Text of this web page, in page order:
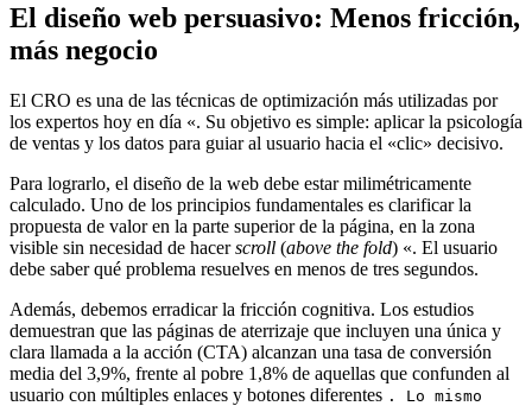
El diseño web persuasivo: Menos fricción,
más negocio
El CRO es una de las técnicas de optimización más utilizadas por
los expertos hoy en día «. Su objetivo es simple: aplicar la psicología
de ventas y los datos para guiar al usuario hacia el «clic» decisivo.
Para lograrlo, el diseño de la web debe estar milimétricamente
calculado. Uno de los principios fundamentales es clarificar la
propuesta de valor en la parte superior de la página, en la zona
visible sin necesidad de hacerscroll (above the fold) «. El usuario
debe saber qué problema resuelves en menos de tres segundos.
Además, debemos erradicar la fricción cognitiva. Los estudios
demuestran que las páginas de aterrizaje que incluyen una única y
clara llamada a la acción (CTA) alcanzan una tasa de conversión
media del 3,9%, frente al pobre 1,8% de aquellas que confunden al
usuario con múltiples enlaces y botones diferentes . Lo mismo